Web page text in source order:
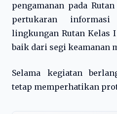
pengamanan pada
pertukaran
lingkungan Rutan Kelas
baik dari segi keamanan
Selama kegiatan
tetap memperhatikan